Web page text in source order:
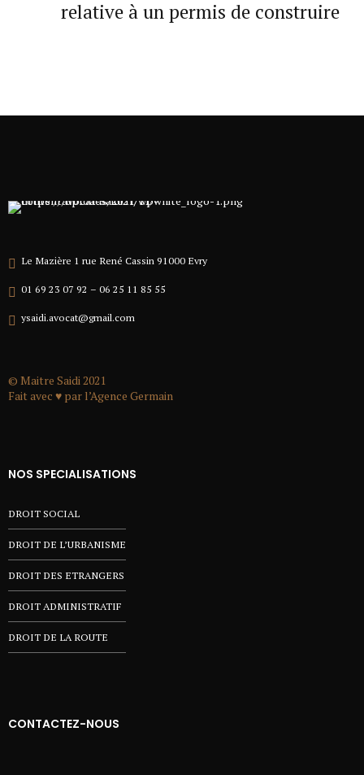
relative à un permis de construire
Le Mazière 1 rue René Cassin 91000 Evry
01 69 23 07 92 – 06 25 11 85 55
ysaidi.avocat@gmail.com
© Maitre Saidi 2021
Fait avec ♥ par l’Agence Germain
NOS SPECIALISATIONS
DROIT SOCIAL
DROIT DE L’URBANISME
DROIT DES ETRANGERS
DROIT ADMINISTRATIF
DROIT DE LA ROUTE
CONTACTEZ-NOUS